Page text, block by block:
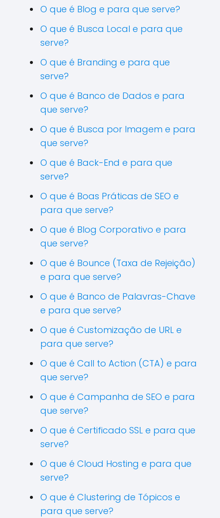
O que é Blog e para que serve?
O que é Busca Local e para que
serve?
O que é Branding e para que
serve?
O que é Banco de Dados e para
que serve?
O que é Busca por Imagem e para
que serve?
O que é Back-End e para que
serve?
O que é Boas Práticas de SEO e
para que serve?
O que é Blog Corporativo e para
que serve?
O que é Bounce (Taxa de Rejeição)
e para que serve?
O que é Banco de Palavras-Chave
e para que serve?
O que é Customização de URL e
para que serve?
O que é Call to Action (CTA) e para
que serve?
O que é Campanha de SEO e para
que serve?
O que é Certificado SSL e para que
serve?
O que é Cloud Hosting e para que
serve?
O que é Clustering de Tópicos e
para que serve?